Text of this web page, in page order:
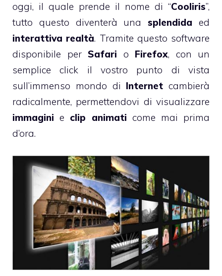
oggi, il quale prende il nome di “Cooliris”,
tutto questo diventerà unasplendida ed
interattiva realtà. Tramite questo software
disponibile per Safari o Firefox, con un
semplice click il vostro punto di vista
sull’immenso mondo di Internet cambierà
radicalmente, permettendovi di visualizzare
immagini e clip animati come mai prima
d’ora.